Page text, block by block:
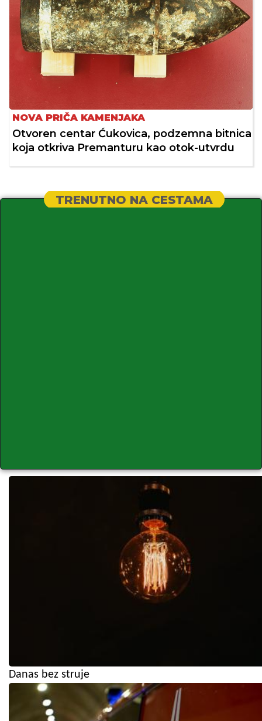
NOVA PRIČA KAMENJAKA
Otvoren centar Ćukovica, podzemna bitnica
koja otkriva Premanturu kao otok-utvrdu
TRENUTNO NA CESTAMA
Danas bez struje